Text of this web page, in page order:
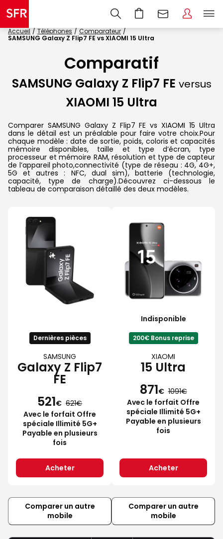
Accueil Téléphones
Comparateur
SAMSUNG Galaxy Z Flip7 FE vs XIAOMI 15 Ultra
Comparatif
SAMSUNG Galaxy Z Flip7 FE versus
XIAOMI 15 Ultra
Comparer SAMSUNG Galaxy Z Flip7 FE vs XIAOMI 15 Ultra
dans le détail est un préalable pour faire votre choix.Pour
chaque modèle : date de sortie, poids, coloris et capacités
mémoire disponibles, taille et type d’écran, type
processeur et mémoire RAM, résolution et type de capteur
de l’appareil photo,connectivité (type de réseau : 4G, 4G+,
5G et autres : NFC, dual sim), batterie (technologie,
capacité, type de charge).Découvrez ci-dessous le
tableau de comparaison détaillé des deux modèles.
Dernières pièces
SAMSUNG
Galaxy Z Flip7
FE
521€ 621
Avec le forfait Offre
spéciale Illimité 5G+
Payable en plusieurs
fois
Acheter
Indisponible
200€ Bonus reprise
XIAOMI
15 Ultra
871€ 1091
Avec le forfait Offre
spéciale Illimité 5G+
Payable en plusieurs
fois
Acheter
Comparer un autre
mobile
Comparer un autre
mobile